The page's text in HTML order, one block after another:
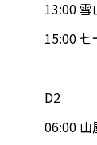
13:00 雪
15:00 七
D2
06:00 山